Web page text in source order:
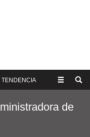
TENDENCIA
de